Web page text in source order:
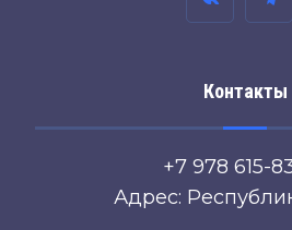
Контакты
+7 978 615-
Адрес: